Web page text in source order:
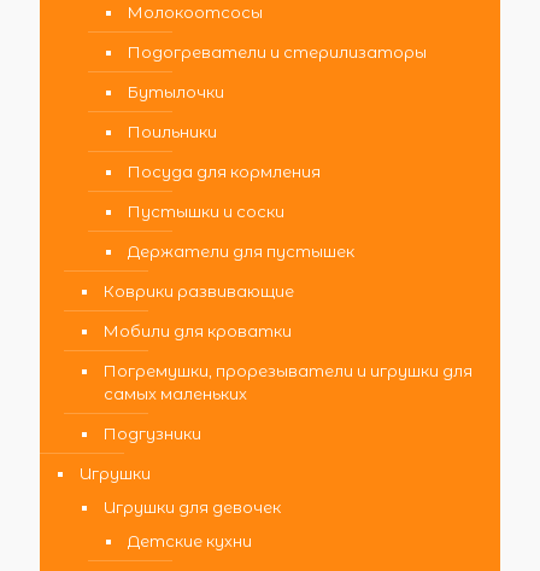
Молокоотсосы
Подогреватели и стерилизаторы
Бутылочки
Поильники
Посуда для кормления
Пустышки и соски
Держатели для пустышек
Коврики развивающие
Мобили для кроватки
Погремушки, прорезыватели и игрушки для
самых маленьких
Подгузники
Игрушки
Игрушки для девочек
Детские кухни